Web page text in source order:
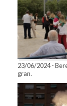
23/06/2024 -
gran.